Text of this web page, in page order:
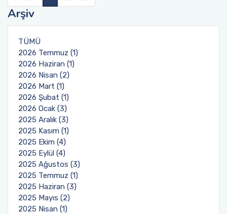
Arşiv
TÜMÜ
2026 Temmuz (1)
2026 Haziran (1)
2026 Nisan (2)
2026 Mart (1)
2026 Şubat (1)
2026 Ocak (3)
2025 Aralık (3)
2025 Kasım (1)
2025 Ekim (4)
2025 Eylül (4)
2025 Ağustos (3)
2025 Temmuz (1)
2025 Haziran (3)
2025 Mayıs (2)
2025 Nisan (1)
Uluslararasılaşma
Öğrenci için Bilgi